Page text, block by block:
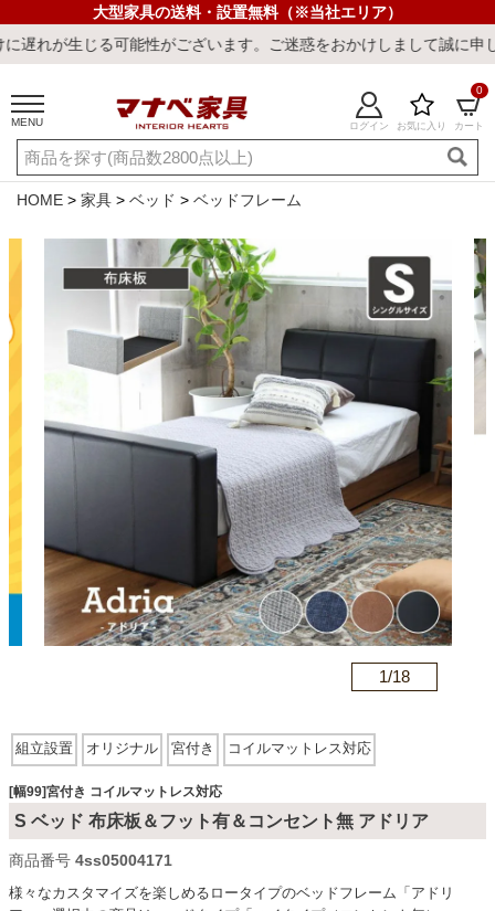
大型家具の送料・設置無料（※当社エリア）
がございます。ご迷惑をおかけしまして誠に申し訳ございません。
MENU ログイン お気に入り カート
0
ご利用ガイド 新規会員登録
店舗一覧 閲覧履歴
キーワード・商品番号で探す
最短発送 冷感寝具 ワークデスク ウィルトンラ
カテゴリから探す
ソファ
ダイニングテーブル・セット
椅子・チェア
HOME 家具 ベッド ベッドフレーム
1/18
組立設置 オリジナル 宮付き コイルマットレス対応
[幅99]宮付き コイルマットレス対応
S ベッド 布床板＆フット有＆コンセント無 アドリア
商品番号 4ss05004171
様々なカスタマイズを楽しめるロータイプのベッドフレーム「アドリ